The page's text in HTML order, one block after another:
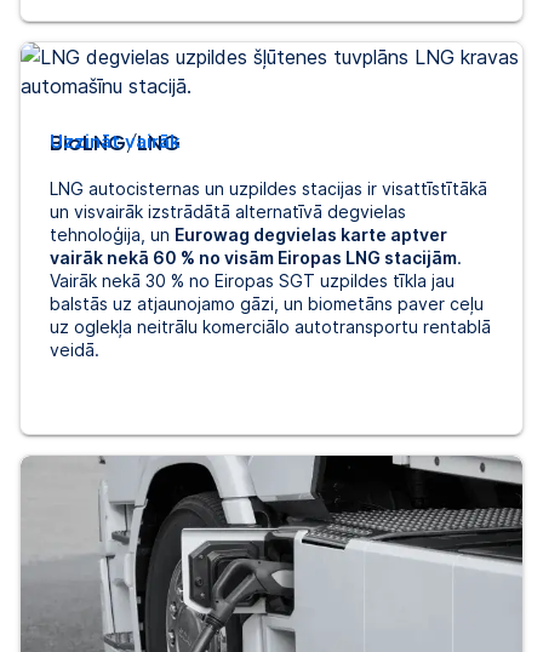
BioLNG/LNG
LNG autocisternas un uzpildes stacijas ir visattīstītākā
un visvairāk izstrādātā alternatīvā degvielas
tehnoloģija, un Eurowag degvielas karte aptver
vairāk nekā 60 % no visām Eiropas LNG stacijām.
Vairāk nekā 30 % no Eiropas SGT uzpildes tīkla jau
balstās uz atjaunojamo gāzi, un biometāns paver ceļu
uz oglekļa neitrālu komerciālo autotransportu rentablā
veidā.
Uzzināt vairāk